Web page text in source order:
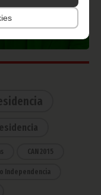
CAN 2015
Independencia